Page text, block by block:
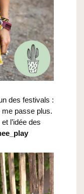
des festivals :
me passe plus.
l’idée des